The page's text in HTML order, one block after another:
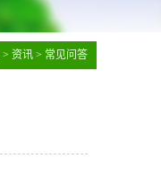
> 资讯 > 常见问答